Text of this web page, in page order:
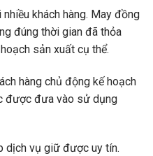
khách hàng. May đồng
đúng thời gian đã thỏa
sản xuất cụ thể.
hàng chủ động kế hoạch
được đưa vào sử dụng
dịch vụ giữ được uy tín.